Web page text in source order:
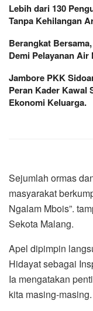
Lebih dari 130
Tanpa Kehilangan
Berangkat
Demi Pelayanan
Jambore PKK
Peran Kader Kawal
Ekonomi Keluarga.
Sejumlah ormas
masyarakat
Ngalam Mbois”.
Sekota Malang.
Apel dipimpin
Hidayat sebagai
Ia mengatakan
kita masing-masing.